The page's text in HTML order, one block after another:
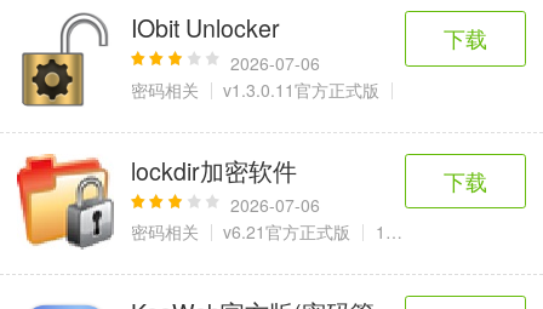
资讯阅读
1万+款应用
学习办公
3万+款应用
生活服务
2万+款应用
医疗健康
6千+款应用
母婴育儿
2百+款应用
趣味娱乐
3千+款应用
图像拍照
IObit Unlocker
2026-07-06
密码相关
v1.3.0.11官方正式版
下载
lockdir加密软件
2026-07-06
密码相关
v6.21官方正式版
下载